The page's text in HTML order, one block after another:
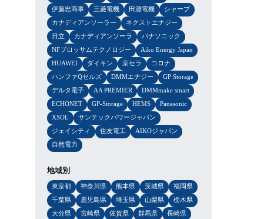
伊藤忠商事
三菱電機 田淵電機
シャープ
カナディアンソーラー
ネクストエナジー
日立
カナディアンソーラ
パナソニック
NFブロッサムテクノロジー
Aiko Energy Japan
HUAWEI
ダイキン 京セラ
コロナ
ハンファQセルズ
DMMエナジー
GP Storage
デルタ電子
AA PREMIER
DMMmake smart
ECHONET
GP-Storage HEMS
Panasonic
XSOL
サンテックパワージャパン
ジェイシティ
住友電工
AIKOジャパン
自然電力
地域別
東京都 神奈川県 熊本県 茨城県
福岡県
千葉県
鹿児島県 埼玉県 山梨県
栃木県
大分県
宮崎県 佐賀県 群馬県
長崎県